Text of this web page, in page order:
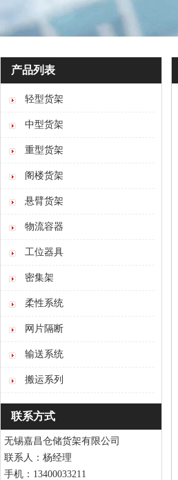
产品列表
轻型货架
中型货架
重型货架
阁楼货架
悬臂货架
物流容器
工位器具
密集架
柔性系统
网片隔断
输送系统
搬运系列
联系方式
无锡嘉昌仓储货架有限公司
联系人：杨经理
手机：13400033211